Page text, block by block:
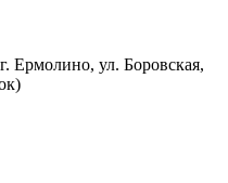
Ермолино, ул. Боровская,